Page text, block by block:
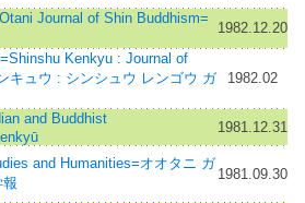
Journal of Shin Buddhism=
1982.12.20
Kenkyu : Journal of
キュウ : シンシュウ レンゴウ ガ
1982.02
and Buddhist
1981.12.31
and Humanities=オオタニ ガ
1981.09.30